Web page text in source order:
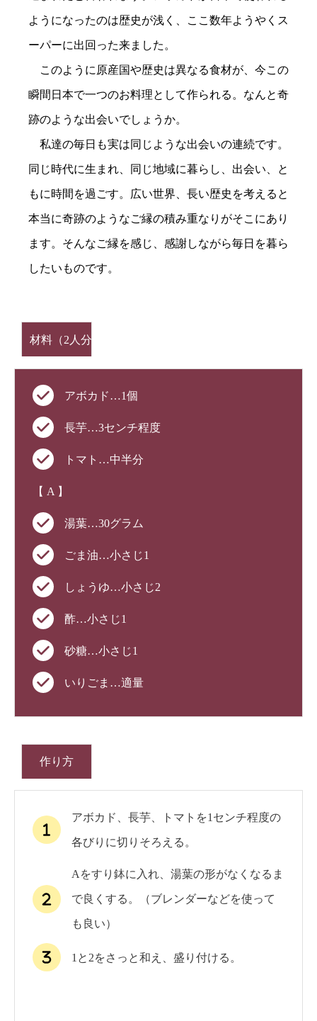
ようになったのは歴史が浅く、ここ数年ようやくス
ーパーに出回った来ました。
このように原産国や歴史は異なる食材が、今この
瞬間日本で一つのお料理として作られる。なんと奇
跡のような出会いでしょうか。
私達の毎日も実は同じような出会いの連続です。
同じ時代に生まれ、同じ地域に暮らし、出会い、と
もに時間を過ごす。広い世界、長い歴史を考えると
本当に奇跡のようなご縁の積み重なりがそこにあり
ます。そんなご縁を感じ、感謝しながら毎日を暮ら
したいものです。
材料（2人分）
アボカド…1個
長芋…3センチ程度
トマト…中半分
【 A 】
湯葉…30グラム
ごま油…小さじ1
しょうゆ…小さじ2
酢…小さじ1
砂糖…小さじ1
いりごま…適量
作り方
アボカド、長芋、トマトを1センチ程度の
各びりに切りそろえる。
Aをすり鉢に入れ、湯葉の形がなくなるま
で良くする。（ブレンダーなどを使って
も良い）
1と2をさっと和え、盛り付ける。